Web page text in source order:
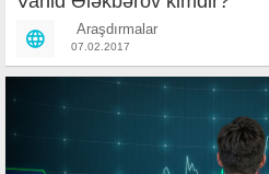
Araşdırmalar
07.02.2017